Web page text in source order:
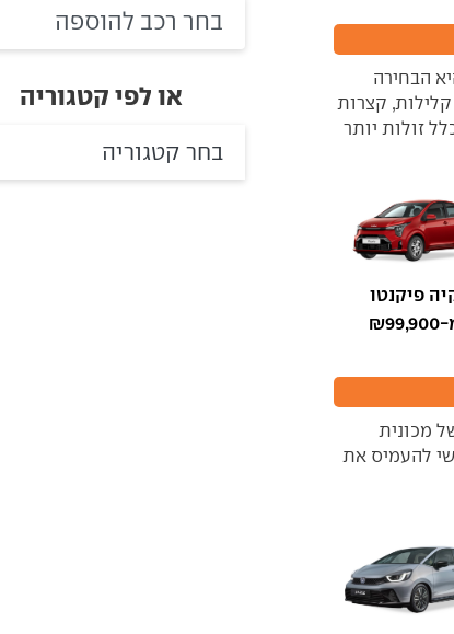
הבחירה
קצרות
זולות יותר
פיקנטו
מכונית
להעמיס את
או לפי קטגוריה
בחר קטגוריה